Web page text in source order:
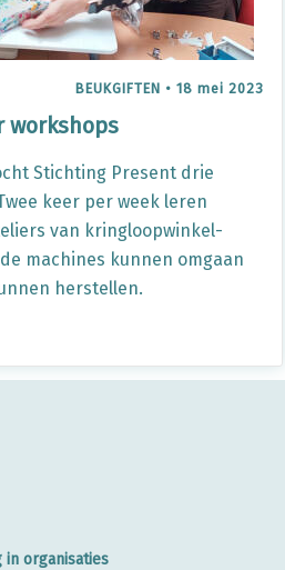
BEUKGIFTEN • 18 mei 2023
workshops
Stichting Present drie
keer per week leren
van kringloopwinkel-
machines kunnen omgaan
herstellen.
in organisaties